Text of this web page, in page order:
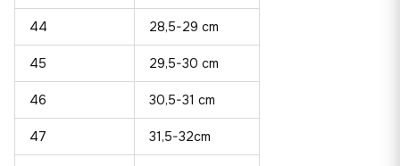
44 28,5-29 cm
45 29,5-30 cm
46 30,5-31 cm
47 31,5-32cm